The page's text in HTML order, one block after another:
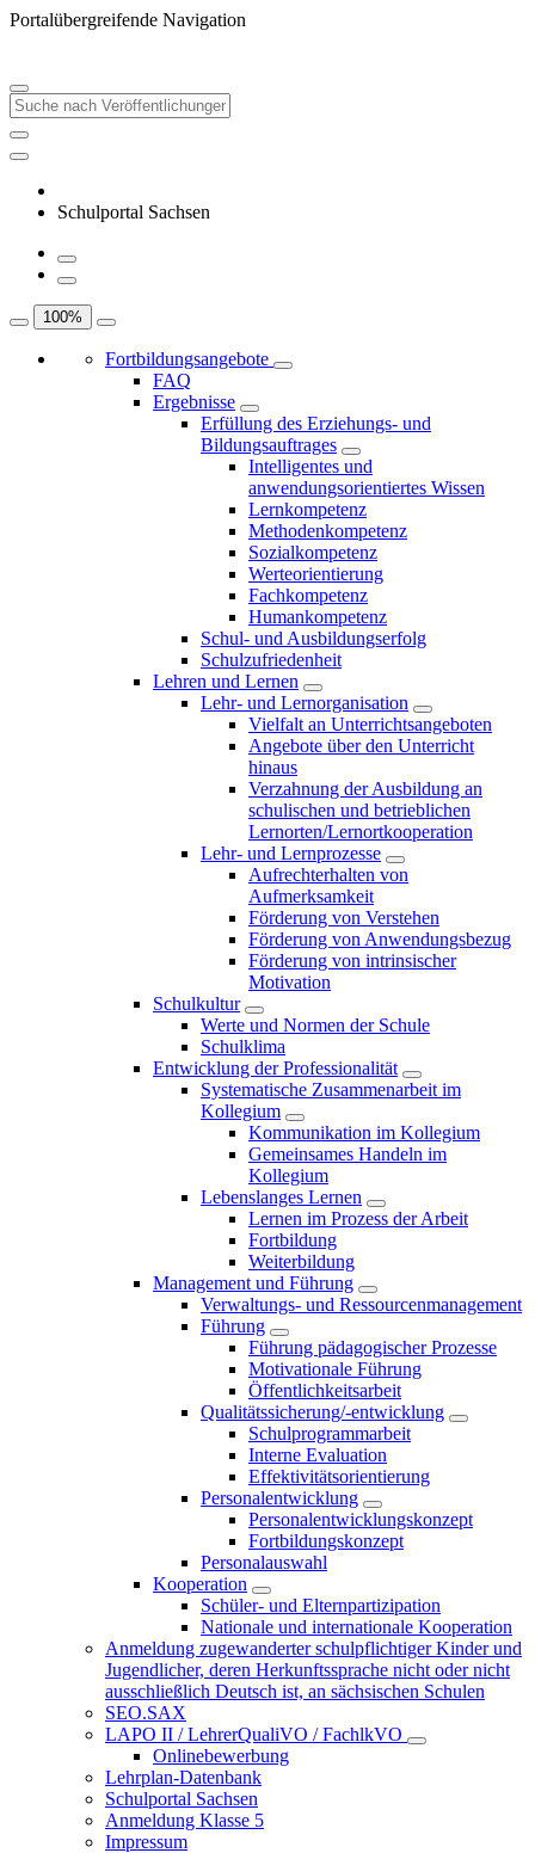
Portalübergreifende Navigation
Schulportal Sachsen
100%
Fortbildungsangebote
FAQ
Ergebnisse
Erfüllung des Erziehungs- und
Bildungsauftrages
Intelligentes und
anwendungsorientiertes Wissen
Lernkompetenz
Methodenkompetenz
Sozialkompetenz
Werteorientierung
Fachkompetenz
Humankompetenz
Schul- und Ausbildungserfolg
Schulzufriedenheit
Lehren und Lernen
Lehr- und Lernorganisation
Vielfalt an Unterrichtsangeboten
Angebote über den Unterricht
hinaus
Verzahnung der Ausbildung an
schulischen und betrieblichen
Lernorten/Lernortkooperation
Lehr- und Lernprozesse
Aufrechterhalten von
Aufmerksamkeit
Förderung von Verstehen
Förderung von Anwendungsbezug
Förderung von intrinsischer
Motivation
Schulkultur
Werte und Normen der Schule
Schulklima
Entwicklung der Professionalität
Systematische Zusammenarbeit im
Kollegium
Kommunikation im Kollegium
Gemeinsames Handeln im
Kollegium
Lebenslanges Lernen
Lernen im Prozess der Arbeit
Fortbildung
Weiterbildung
Management und Führung
Verwaltungs- und Ressourcenmanagement
Führung
Führung pädagogischer Prozesse
Motivationale Führung
Öffentlichkeitsarbeit
Qualitätssicherung/-entwicklung
Schulprogrammarbeit
Interne Evaluation
Effektivitätsorientierung
Personalentwicklung
Personalentwicklungskonzept
Fortbildungskonzept
Personalauswahl
Kooperation
Schüler- und Elternpartizipation
Nationale und internationale Kooperation
Anmeldung zugewanderter schulpflichtiger Kinder und
Jugendlicher, deren Herkunftssprache nicht oder nicht
ausschließlich Deutsch ist, an sächsischen Schulen
SEO.SAX
LAPO II / LehrerQualiVO / FachlkVO
Onlinebewerbung
Lehrplan-Datenbank
Schulportal Sachsen
Anmeldung Klasse 5
Impressum